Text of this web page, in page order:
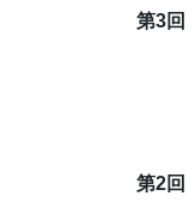
第3回
第2回